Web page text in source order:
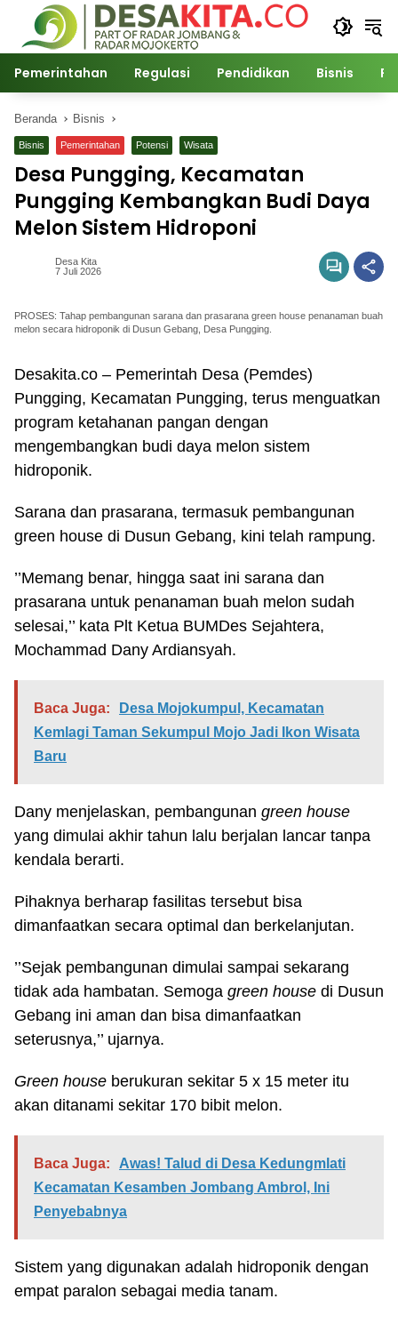
Langsung
konten
Pemerintahan Regulasi Pendidikan Bisnis
Beranda Bisnis
Bisnis Pemerintahan Potensi Wisata
Desa Pungging, Kecamatan
Pungging Kembangkan Budi Daya
Melon Sistem Hidroponi
Desa Kita
7 Juli 2026
PROSES: Tahap pembangunan sarana dan prasarana green house penanaman buah
melon secara hidroponik di Dusun Gebang, Desa Pungging.
Desakita.co – Pemerintah Desa (Pemdes)
Pungging, Kecamatan Pungging, terus menguatkan
program ketahanan pangan dengan
mengembangkan budi daya melon sistem
hidroponik.
Sarana dan prasarana, termasuk pembangunan
green house di Dusun Gebang, kini telah rampung.
’’Memang benar, hingga saat ini sarana dan
prasarana untuk penanaman buah melon sudah
selesai,’’ kata Plt Ketua BUMDes Sejahtera,
Mochammad Dany Ardiansyah.
Baca Juga:
Desa Mojokumpul, Kecamatan
Kemlagi Taman Sekumpul Mojo Jadi Ikon Wisata
Baru
Dany menjelaskan, pembangunan green house
yang dimulai akhir tahun lalu berjalan lancar tanpa
kendala berarti.
Pihaknya berharap fasilitas tersebut bisa
dimanfaatkan secara optimal dan berkelanjutan.
’’Sejak pembangunan dimulai sampai sekarang
tidak ada hambatan. Semoga green house di Dusun
Gebang ini aman dan bisa dimanfaatkan
seterusnya,’’ ujarnya.
Green house berukuran sekitar 5 x 15 meter itu
akan ditanami sekitar 170 bibit melon.
Baca Juga:
Awas! Talud di Desa Kedungmlati
Kecamatan Kesamben Jombang Ambrol, Ini
Penyebabnya
Sistem yang digunakan adalah hidroponik dengan
empat paralon sebagai media tanam.